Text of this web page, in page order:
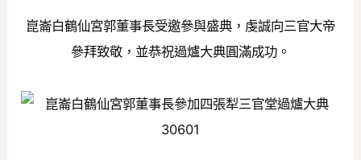
崑崙白鶴仙宮郭董事長受邀參與盛典，虔誠向三官大帝
參拜致敬，並恭祝過爐大典圓滿成功。